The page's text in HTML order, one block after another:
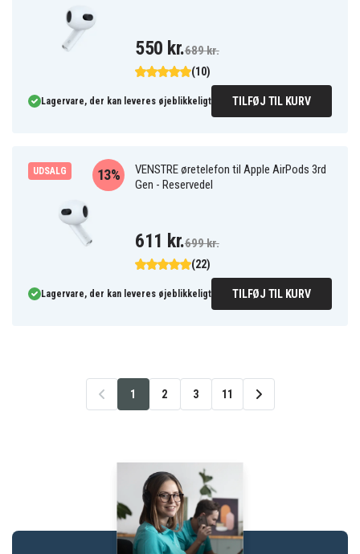
(10)
550 kr.689 kr.
Lagervare, der kan leveres øjeblikkeligt TILFØJ TIL KURV
UDSALG
VENSTRE øretelefon til Apple AirPods 3rd
Gen - Reservedel
(22)
13%
611 kr.699 kr.
Lagervare, der kan leveres øjeblikkeligt TILFØJ TIL KURV
1 2 3 11